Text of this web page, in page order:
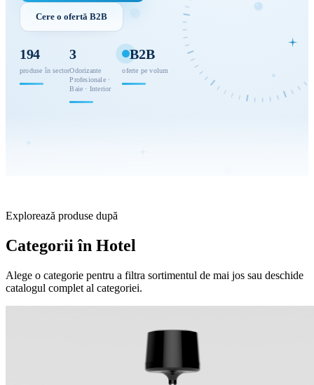
Cere o ofertă B2B
194
produse în sector
3
Odorizante
Profesionale ·
Baie · Interior
B2B
oferte pe volum
HOSPITALITY
Explorează produse după
Categorii în Hotel
Alege o categorie pentru a filtra sortimentul de mai jos sau deschide
catalogul complet al categoriei.